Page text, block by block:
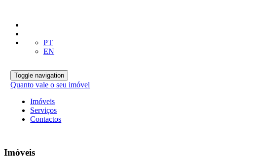
PT
EN
Toggle navigation
Quanto vale o seu imóvel
Imóveis
Serviços
Contactos
Imóveis